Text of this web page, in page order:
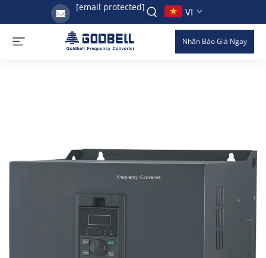
[email protected] VI
Nhận Báo Giá Ngay